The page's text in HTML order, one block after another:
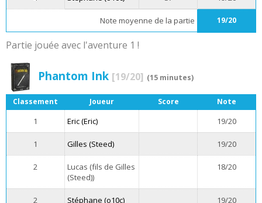
Note moyenne de la partie 19/20
Partie jouée avec l'aventure 1 !
Phantom Ink [19/20] (15 minutes)
Classement Joueur Score Note
1 Eric (Eric) 19/20
1 Gilles (Steed) 19/20
2
Lucas (fils de Gilles
(Steed))
18/20
2 Stéphane (o10c) 19/20